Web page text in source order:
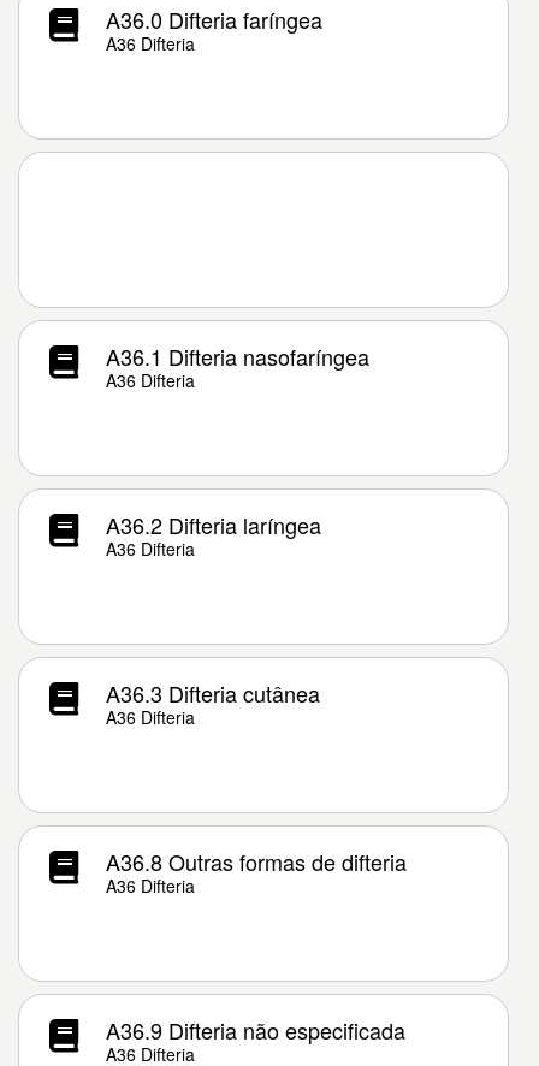
A36.0 Difteria faríngea
A36 Difteria
A36.1 Difteria nasofaríngea
A36 Difteria
A36.2 Difteria laríngea
A36 Difteria
A36.3 Difteria cutânea
A36 Difteria
A36.8 Outras formas de difteria
A36 Difteria
A36.9 Difteria não especificada
A36 Difteria